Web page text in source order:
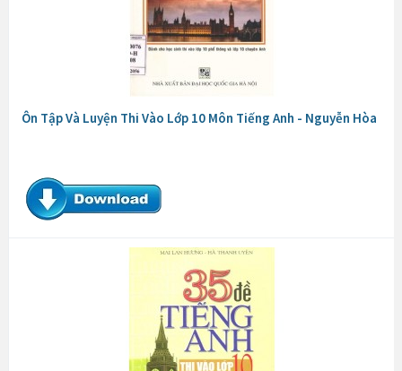
Ôn Tập Và Luyện Thi Vào Lớp 10 Môn Tiếng Anh - Nguyễn Hòa